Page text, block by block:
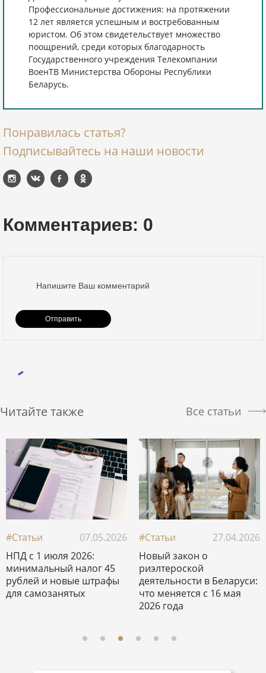
Профессиональные достижения: на протяжении
12 лет является успешным и востребованным
юристом. Об этом свидетельствует множество
поощрений, среди которых благодарность
Государственного учреждения Телекомпании
ВоенТВ Министерства Обороны Республики
Беларусь.
Понравилась статья?
Подписывайтесь на наши новости
Комментариев: 0
Читайте также Все статьи
#Статьи
07.05.2026
НПД с 1 июля 2026:
минимальный налог 45
рублей и новые штрафы
для самозанятых
#Статьи
27.04.2026
Новый закон о
риэлтероской
деятельности в Беларуси:
что меняется с 16 мая
2026 года